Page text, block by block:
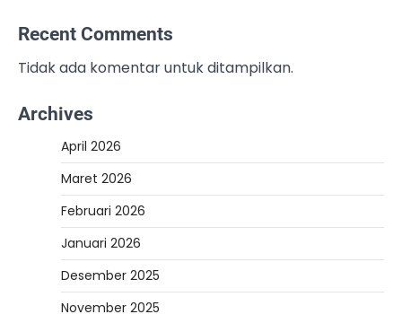
Recent Comments
Tidak ada komentar untuk ditampilkan.
Archives
April 2026
Maret 2026
Februari 2026
Januari 2026
Desember 2025
November 2025